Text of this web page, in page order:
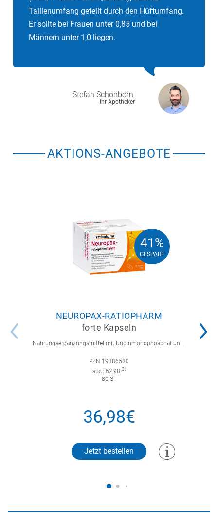
Taillenumfang geteilt durch den Hüftumfang.
Er sollte bei Frauen unter 0,85 und bei
Männern unter 1,0 liegen.
Stefan Schönborn,
Ihr Apotheker
AKTIONS-ANGEBOTE
41%
GESPART
41%
GESPART
NEUROPAX-RATIOPHARM
forte Kapseln
Nahrungsergänzungsmittel mit Uridinmonophosphat und B-Vitaminen zur Unterstützung der Nervenregeneration.
PZN 19386580
statt 62,98 3)
80 ST
36,98€
Jetzt bestellen